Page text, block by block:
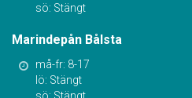
sö: Stängt
Marindepån Bålsta
må-fr: 8-17
lö: Stängt